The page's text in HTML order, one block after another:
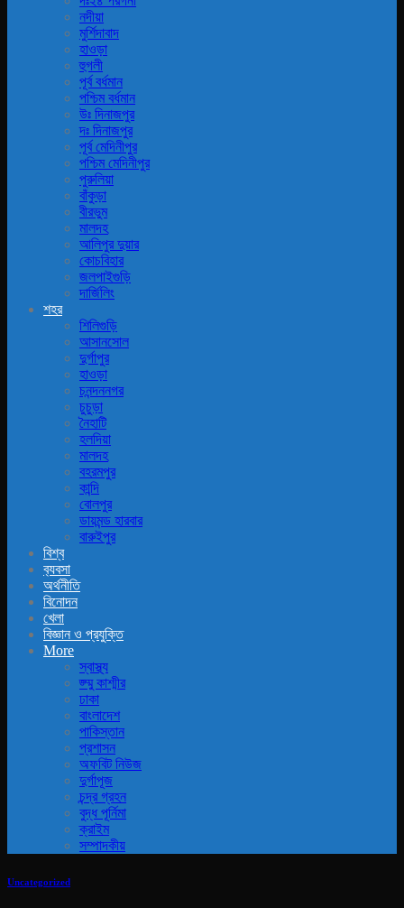
নদীয়া
মুর্শিদাবাদ
হাওড়া
হুগলী
পূর্ব বর্ধমান
পশ্চিম বর্ধমান
উঃ দিনাজপুর
দঃ দিনাজপুর
পূর্ব মেদিনীপুর
পশ্চিম মেদিনীপুর
পুরুলিয়া
বাঁকুড়া
বীরভুম
মালদহ
আলিপুর দুয়ার
কোচবিহার
জলপাইগুড়ি
দার্জিলিং
শহর
শিলিগুড়ি
আসানসোল
দুর্গাপুর
হাওড়া
চনন্দননগর
চুচুড়া
নৈহাটি
হলদিয়া
মালদহ
বহরমপুর
কান্দি
বোলপুর
ডায়মন্ড হারবার
বারুইপুর
বিশ্ব
ব‍্যবসা
অর্থনীতি
বিনোদন
খেলা
বিজ্ঞান ও প্রযুক্তি
More
স্বাস্থ্য
জ্ম্মু কাশ্মীর
ঢাকা
বাংলাদেশ
পাকিস্তান
প্রশাসন
অফবিট নিউজ
দুর্গাপূজ
চন্দ্র গ্রহন
বুদ্ধ পূর্নিমা
ক্রাইম
সম্পাদকীয়
Uncategorized